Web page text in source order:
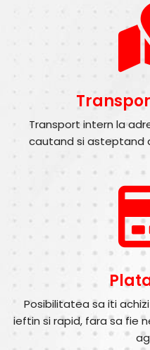
Transport intern la
cautand si asteptand
Posibilitatea sa iti
ieftin si rapid, fara sa fie